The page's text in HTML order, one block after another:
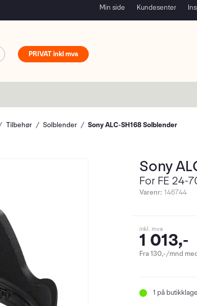
Min side Kundesenter
PRIVAT
Tilbehør Solblender Sony ALC-SH168 Solblender
Sony
For FE 24-
Varenr: 146744
inkl. mva
1 013,-
Fra 130,-/mnd
1 på